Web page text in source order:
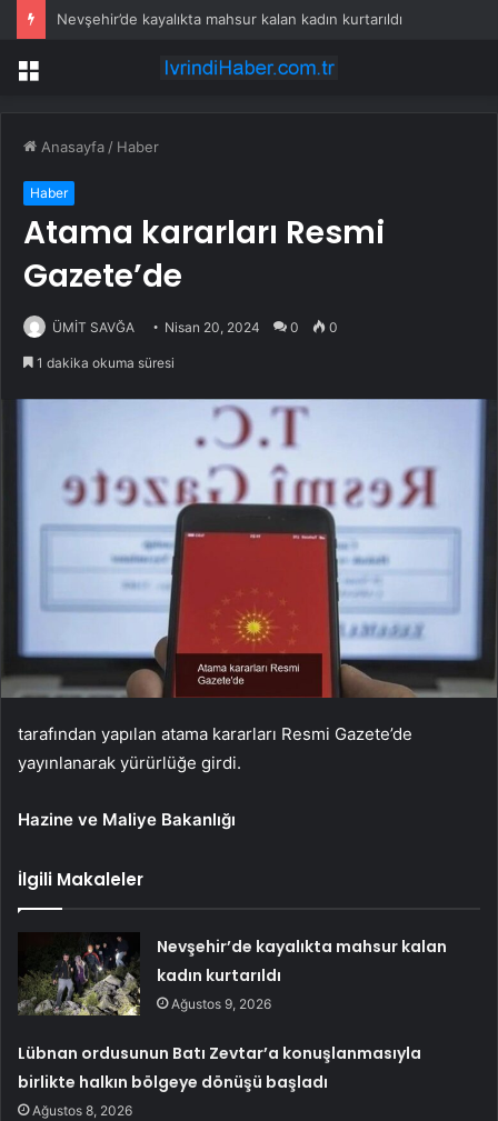
Nevşehir’de kayalıkta mahsur kalan kadın kurtarıldı
Menü
Anasayfa / Haber
Haber
Atama kararları Resmi
Gazete’de
ÜMİT SAVĞA Nisan 20, 2024 0 0
1 dakika okuma süresi
tarafından yapılan atama kararları Resmi Gazete’de
yayınlanarak yürürlüğe girdi.
Hazine ve Maliye Bakanlığı
İlgili Makaleler
Nevşehir’de kayalıkta mahsur kalan
kadın kurtarıldı
Ağustos 9, 2026
Lübnan ordusunun Batı Zevtar’a konuşlanmasıyla
birlikte halkın bölgeye dönüşü başladı
Ağustos 8, 2026